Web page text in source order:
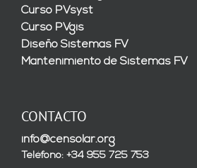
Curso PVsyst
Curso PVgis
Diseño Sistemas FV
Mantenimiento de Sistemas FV
CONTACTO
info@censolar.org
Teléfono: +34 955 725 753